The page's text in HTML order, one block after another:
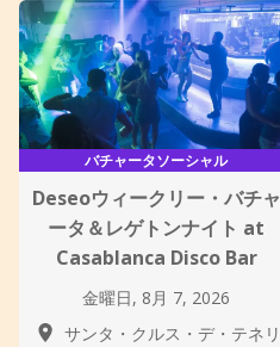
バチャータソーシャル
Deseoウィークリー・バチャ
ータ＆レゲトンナイト at
Casablanca Disco Bar
金曜日, 8月 7, 2026
サンタ・クルス・デ・テネリ